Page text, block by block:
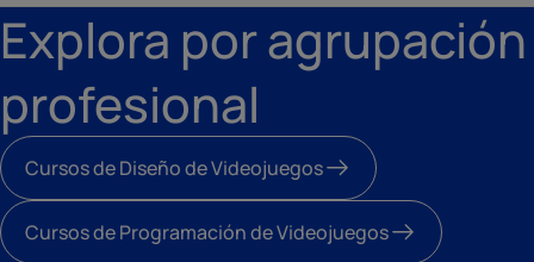
Explora por agrupación
profesional
Cursos de Diseño de Videojuegos
Cursos de Programación de Videojuegos